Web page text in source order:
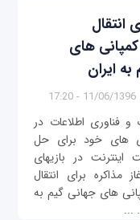
انتقال
های
ایران
11/06/1396 - 17:20
و فناوری اطلاعات در
های خود برای حل
در بازیهای
مذاکره برای انتقال
های جهانی گیم به
...